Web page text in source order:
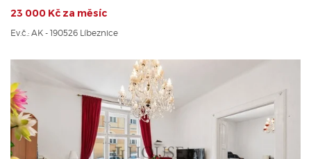
23 000 Kč za měsíc
Ev.č.: AK - 190526 Líbeznice